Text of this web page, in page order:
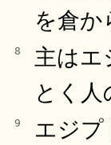
を倉か
8
主は
とく
9
エジ